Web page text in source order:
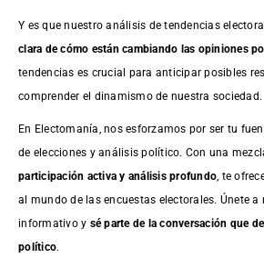
Y es que nuestro análisis de tendencias
clara de cómo están cambiando las opiniones
tendencias es crucial para anticipar posibles
comprender el dinamismo de nuestra sociedad.
En Electomanía, nos esforzamos por ser tu
de elecciones y análisis político. Con una
participación activa y análisis profundo , te
al mundo de las encuestas electorales. Únete a
informativo y sé parte de la conversación que
político.